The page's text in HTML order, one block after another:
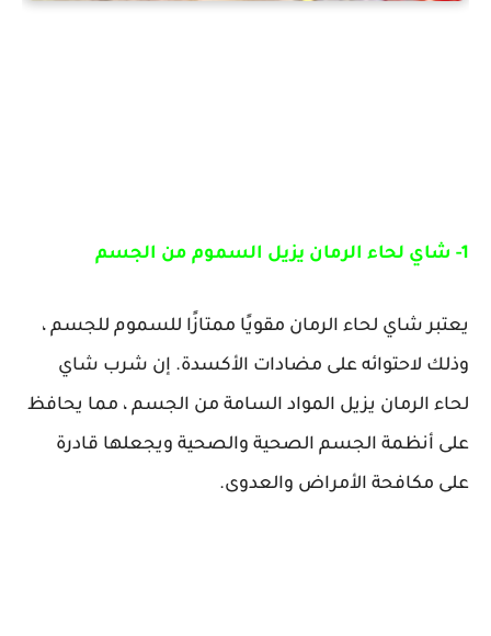
1- شاي لحاء الرمان يزيل السموم من الجسم
يعتبر شاي لحاء الرمان مقويًا ممتازًا للسموم للجسم ،
وذلك لاحتوائه على مضادات الأكسدة. إن شرب شاي
لحاء الرمان يزيل المواد السامة من الجسم ، مما يحافظ
على أنظمة الجسم الصحية والصحية ويجعلها قادرة
على مكافحة الأمراض والعدوى.